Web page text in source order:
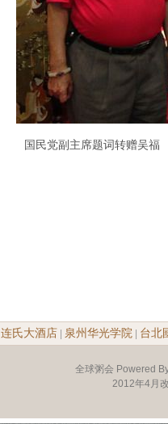
国民党副主席题词转赠吴福
连氏大酒店 泉州华光学院 台北
全球粥会 Powered
2012年4月